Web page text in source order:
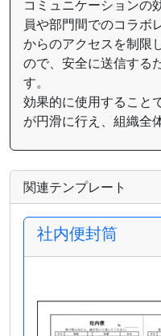
コミュニケーションの
員や部門間でのコラボ
からのアクセスを制限
ので、安全に送信する
す。
効果的に使用すること
が円滑に行え、組織全
関連テンプレート
社内便封筒